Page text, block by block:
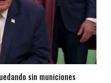
sin municiones